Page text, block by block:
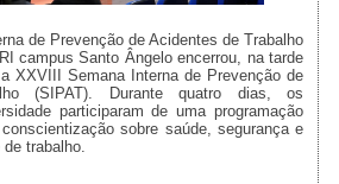
de Prevenção de Acidentes de Trabalho
campus Santo Ângelo encerrou, na tarde
XXVIII Semana Interna de Prevenção de
(SIPAT). Durante quatro dias, os
participaram de uma programação
sobre saúde, segurança e
trabalho.